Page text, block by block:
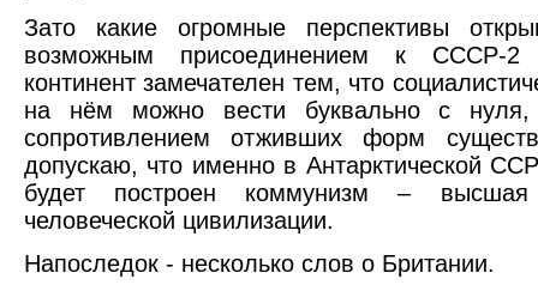
Зато какие огромные перспективы
возможным присоединением к СССР-2
континент замечателен тем, что
на нём можно вести буквально с нуля,
сопротивлением отживших форм
допускаю, что именно в Антарктической
будет построен коммунизм – высшая
человеческой цивилизации.
Напоследок - несколько слов о Британии.